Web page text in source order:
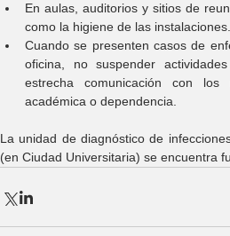
En aulas, auditorios y sitios de
como la higiene de las instalaciones.
Cuando se presenten casos de
oficina, no suspender
estrecha comunicación con los
académica o dependencia.
La unidad de diagnóstico de
(en Ciudad Universitaria) se encuentra